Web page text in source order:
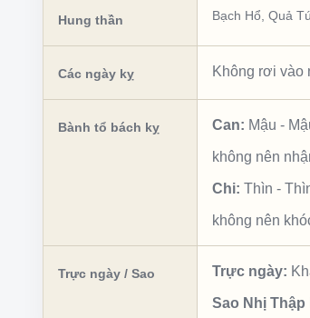
Hung thần Bạch Hổ Quả Tú
Các ngày kỵ Không rơi vào
Bành tổ bách kỵ Can: Mậu -
không nên
Chi: Thìn -
không nên
Trực ngày / Sao Trực ngày:
Sao Nhị Thập